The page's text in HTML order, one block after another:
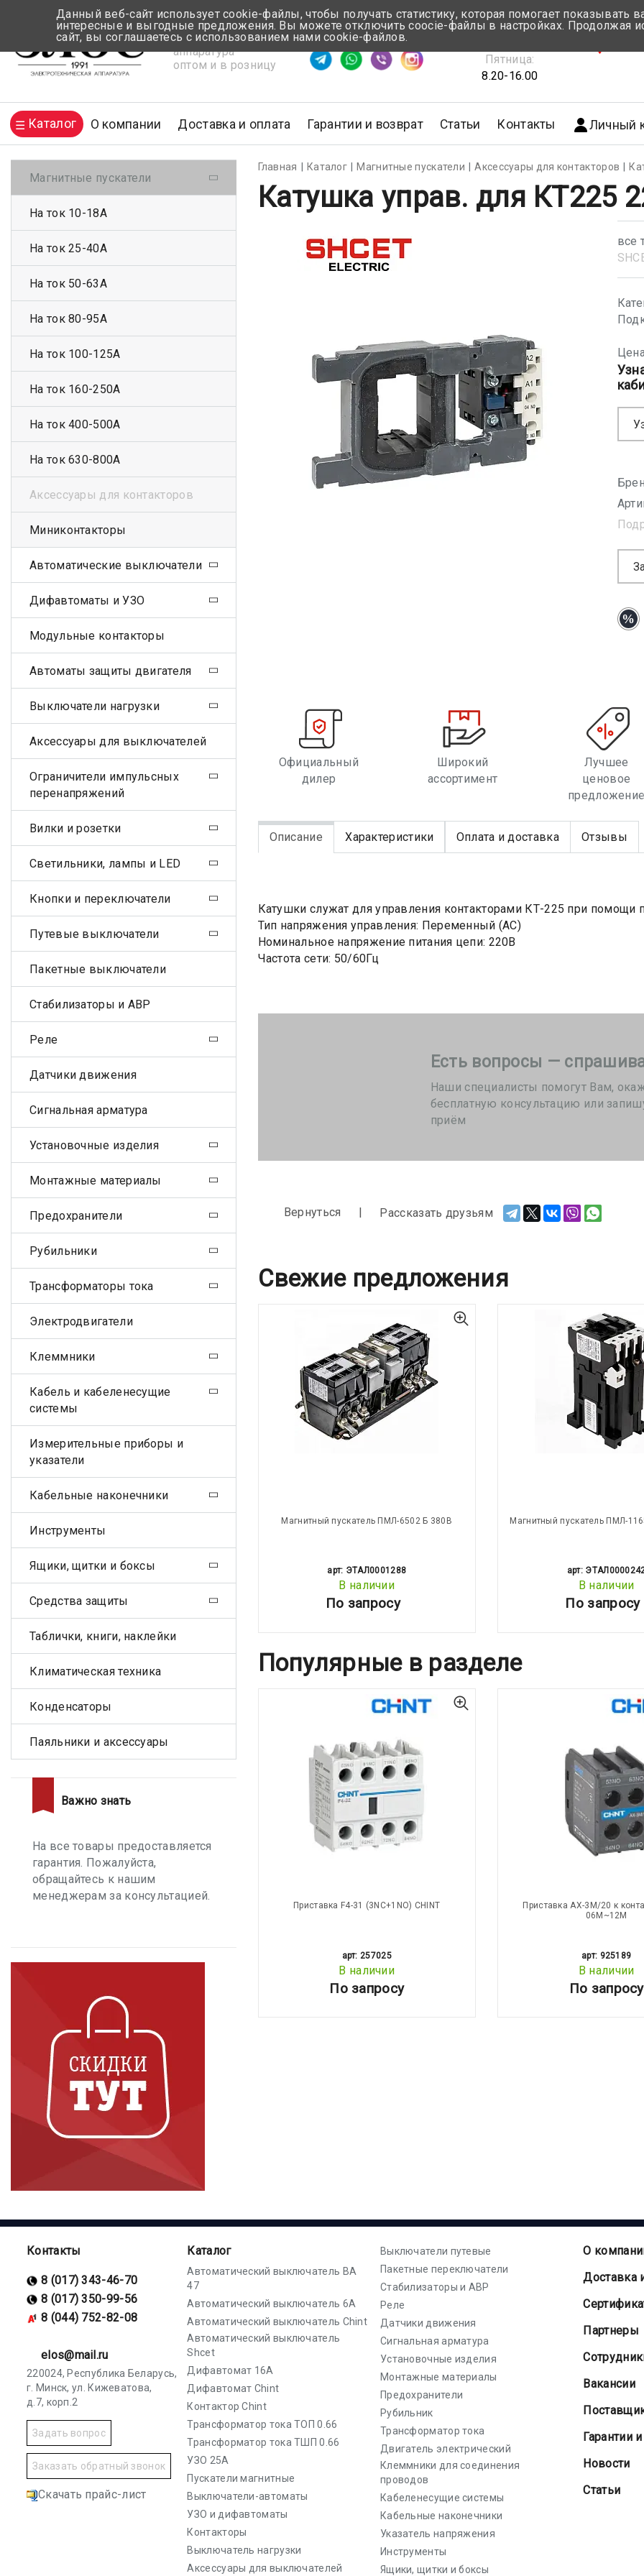
Электротехническая
аппаратура
оптом и в розницу
Время ответа ≈ 5 мин
Понедельник-Четверг:
Пятница:
8.20-16.00
Каталог О компании Доставка и оплата Гарантии и возврат Статьи Контакты Личный
Главная Каталог Магнитные пускатели Аксессуары для контакторов
Катушка управ. для КТ225
все
Официальный
дилер
Широкий
ассортимент
Лучшее
ценовое
предложение
Описание Характеристики Оплата и доставка Отзывы
Катушки служат для управления контакторами КТ-225 при помощи
Тип напряжения управления: Переменный (AC)
Номинальное напряжение питания цепи: 220В
Частота сети: 50/60Гц
Есть вопросы —
Наши специалисты помогут Вам,
бесплатную консультацию или
приём
Вернуться Рассказать друзьям
Свежие предложения
Магнитный пускатель ПМЛ-6502 Б 380В
арт: ЭТАЛ0001288
В наличии
По запросу
Магнитный пускатель ПМЛ-
арт:
В наличии
По запросу
Популярные в разделе
Приставка F4-31 (3NC+1NO) CHINT
арт: 257025
В наличии
По запросу
Приставка AX-3M/20 к
06M~12M
арт: 925189
В наличии
По запросу
Магнитные пускатели
На ток 10-18А
На ток 25-40А
На ток 50-63А
На ток 80-95А
На ток 100-125А
На ток 160-250А
На ток 400-500А
На ток 630-800А
Аксессуары для контакторов
Миниконтакторы
Автоматические выключатели
Дифавтоматы и УЗО
Модульные контакторы
Автоматы защиты двигателя
Выключатели нагрузки
Аксессуары для выключателей
Ограничители импульсных
перенапряжений
Вилки и розетки
Светильники, лампы и LED
Кнопки и переключатели
Путевые выключатели
Пакетные выключатели
Стабилизаторы и АВР
Реле
Датчики движения
Сигнальная арматура
Установочные изделия
Монтажные материалы
Предохранители
Рубильники
Трансформаторы тока
Электродвигатели
Клеммники
Кабель и кабеленесущие
системы
Измерительные приборы и
указатели
Кабельные наконечники
Инструменты
Ящики, щитки и боксы
Средства защиты
Таблички, книги, наклейки
Климатическая техника
Конденсаторы
Паяльники и аксессуары
Важно знать
На все товары предоставляется
гарантия. Пожалуйста,
обращайтесь к нашим
менеджерам за консультацией.
Контакты
8 (017) 343-46-70
8 (017) 350-99-56
8 (044) 752-82-08
elos@mail.ru
220024, Республика Беларусь,
г. Минск, ул. Кижеватова,
д.7, корп.2
Задать вопрос
Заказать обратный звонок
Скачать прайс-лист
Каталог
Автоматический выключатель ВА
47
Автоматический выключатель 6А
Автоматический выключатель Chint
Автоматический выключатель
Shcet
Дифавтомат 16А
Дифавтомат Chint
Контактор Chint
Трансформатор тока ТОП 0.66
Трансформатор тока ТШП 0.66
УЗО 25А
Пускатели магнитные
Выключатели-автоматы
УЗО и дифавтоматы
Контакторы
Выключатель нагрузки
Аксессуары для выключателей
Выключатели путевые
Пакетные переключатели
Стабилизаторы и АВР
Реле
Датчики движения
Сигнальная арматура
Установочные изделия
Монтажные материалы
Предохранители
Рубильник
Трансформатор тока
Двигатель электрический
Клеммники для соединения
проводов
Кабеленесущие системы
Кабельные наконечники
Указатель напряжения
Инструменты
Ящики, щитки и боксы
О
Доставка
Партнеры
Вакансии
Гарантии
Новости
Статьи
Данный веб-сайт использует cookie-файлы, чтобы получать статистику, которая помогает показывать
интересные и выгодные предложения. Вы можете отключить coocie-файлы в настройках. Продолжая
сайт, вы соглашаетесь с использованием нами cookie-файлов.